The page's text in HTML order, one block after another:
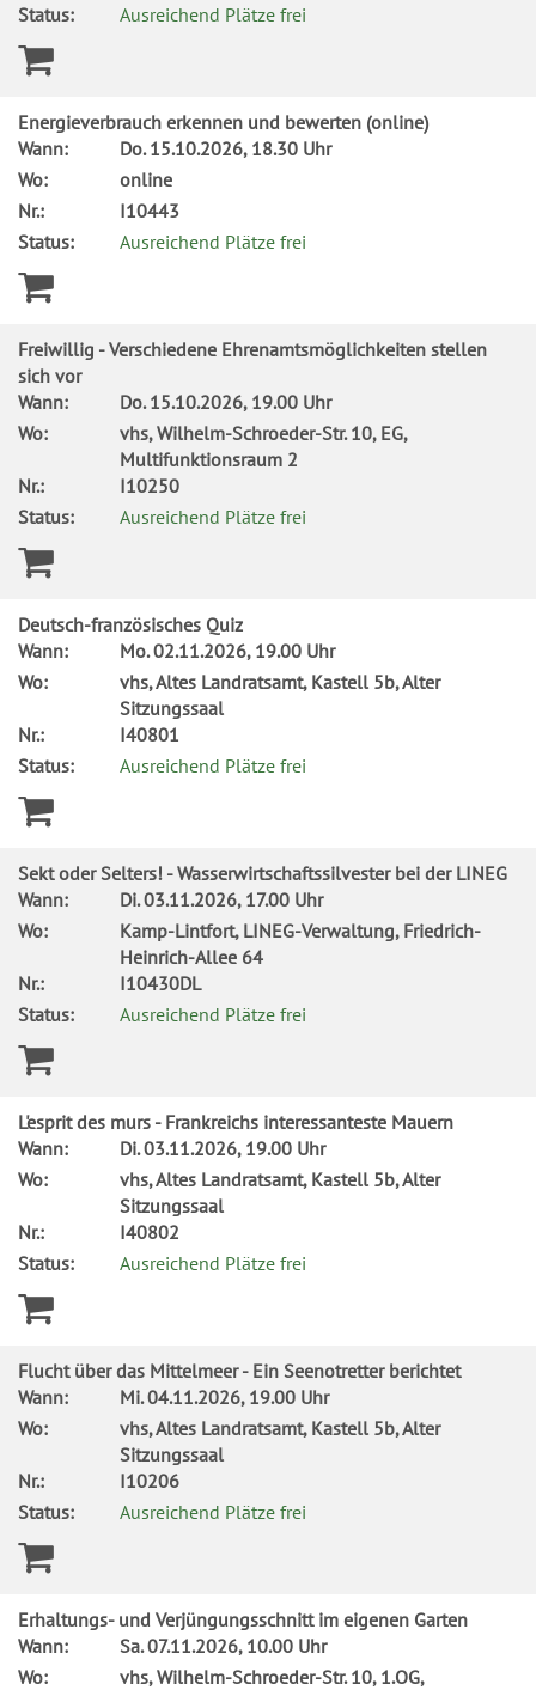
Status: Ausreichend Plätze frei
Energieverbrauch erkennen und bewerten (online)
Wann:
Do.15.10.2026, 18.30 Uhr
Wo:
online
Nr.:
I10443
Status:
Ausreichend Plätze frei
Freiwillig - Verschiedene Ehrenamtsmöglichkeiten stellen
sich vor
Wann:
Do.15.10.2026, 19.00 Uhr
Wo:
vhs, Wilhelm-Schroeder-Str. 10, EG,
Multifunktionsraum 2
Nr.:
I10250
Status:
Ausreichend Plätze frei
Deutsch-französisches Quiz
Wann:
Mo.02.11.2026, 19.00 Uhr
Wo:
vhs, Altes Landratsamt, Kastell 5b, Alter
Sitzungssaal
Nr.:
I40801
Status:
Ausreichend Plätze frei
Sekt oder Selters! - Wasserwirtschaftssilvester bei der LINEG
Wann:
Di.03.11.2026, 17.00 Uhr
Wo:
Kamp-Lintfort, LINEG-Verwaltung, Friedrich-
Heinrich-Allee 64
Nr.:
I10430DL
Status:
Ausreichend Plätze frei
L'esprit des murs - Frankreichs interessanteste Mauern
Wann:
Di.03.11.2026, 19.00 Uhr
Wo:
vhs, Altes Landratsamt, Kastell 5b, Alter
Sitzungssaal
Nr.:
I40802
Status:
Ausreichend Plätze frei
Flucht über das Mittelmeer - Ein Seenotretter berichtet
Wann:
Mi.04.11.2026, 19.00 Uhr
Wo:
vhs, Altes Landratsamt, Kastell 5b, Alter
Sitzungssaal
Nr.:
I10206
Status:
Ausreichend Plätze frei
Erhaltungs- und Verjüngungsschnitt im eigenen Garten
Wann:
Sa.07.11.2026, 10.00 Uhr
Wo:
vhs, Wilhelm-Schroeder-Str. 10, 1.OG,